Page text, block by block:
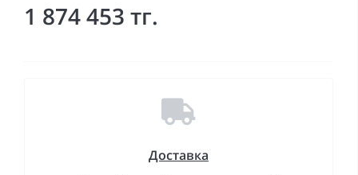
1 874 453 тг.
Доставка